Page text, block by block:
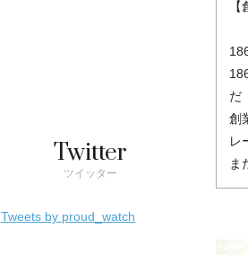
だ
創
レ
ま
Twitter
ツイッター
Tweets by proud_watch